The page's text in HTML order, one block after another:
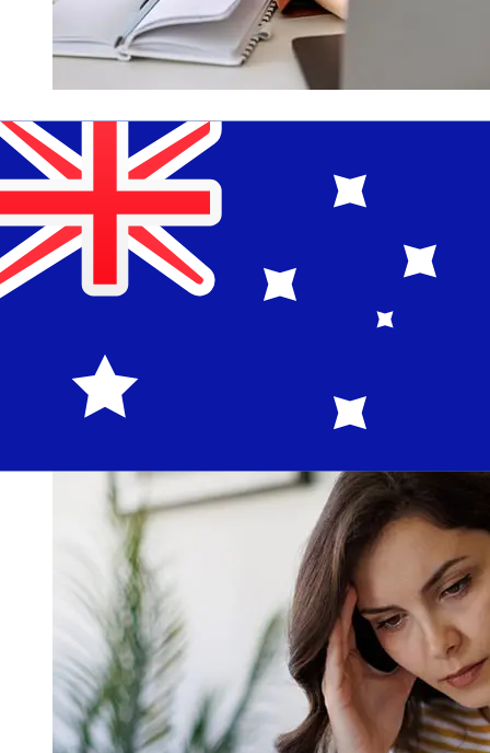
Hur snabb är en Andbank EUR till
AUD överföring?
Leveranstider för internationella överföringar med
Andbank från Euro medlemsländer till Australien
varierar beroende på betalningsmetod och
transaktionstid. Vanligtvis tar internationella
banköverföringar 1 till 5 arbetsdagar. Faktorer som
helgdagar och säkerhetskontroller kan också påverka
undvika förseningar.